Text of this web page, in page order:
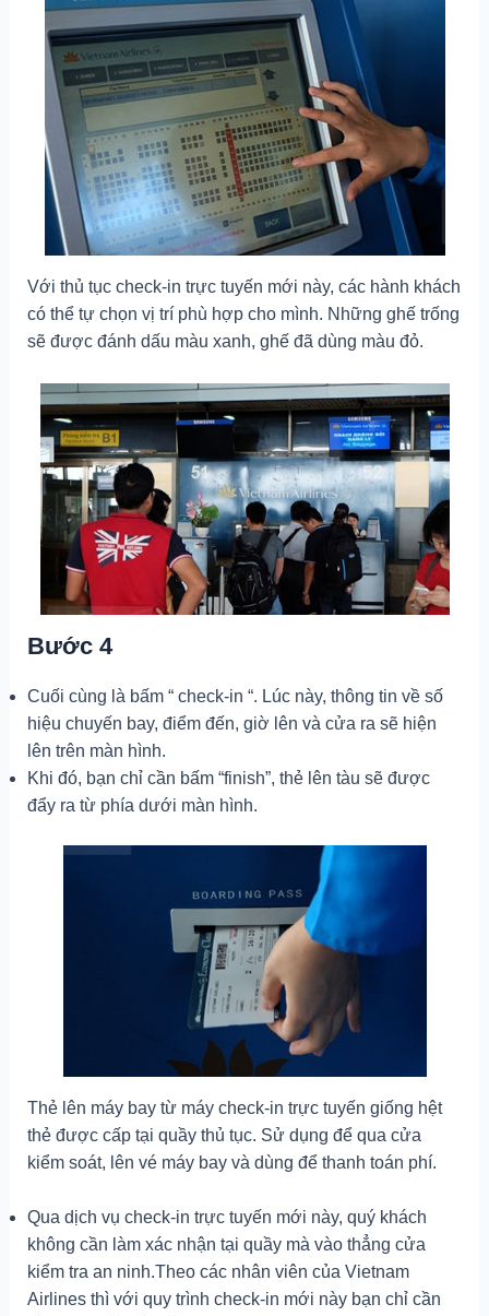
Với thủ tục check-in trực tuyến mới này, các hành khách
có thể tự chọn vị trí phù hợp cho mình. Những ghế trống
sẽ được đánh dấu màu xanh, ghế đã dùng màu đỏ.
Bước 4
Cuối cùng là bấm “ check-in “. Lúc này, thông tin về số
hiệu chuyến bay, điểm đến, giờ lên và cửa ra sẽ hiện
lên trên màn hình.
Khi đó, bạn chỉ cần bấm “finish”, thẻ lên tàu sẽ được
đẩy ra từ phía dưới màn hình.
Thẻ lên máy bay từ máy check-in trực tuyến giống hệt
thẻ được cấp tại quầy thủ tục. Sử dụng để qua cửa
kiểm soát, lên vé máy bay và dùng để thanh toán phí.
Qua dịch vụ check-in trực tuyến mới này, quý khách
không cần làm xác nhận tại quầy mà vào thẳng cửa
kiểm tra an ninh.Theo các nhân viên của Vietnam
Airlines thì với quy trình check-in mới này bạn chỉ cần